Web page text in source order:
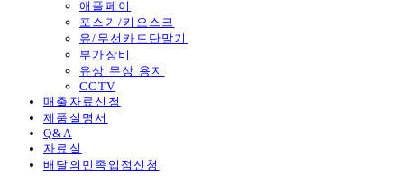
애플페이
포스기/키오스크
유/무선카드단말기
부가장비
유상 무상 용지
CCTV
매출자료신청
제품설명서
Q&A
자료실
배달의민족입점신청